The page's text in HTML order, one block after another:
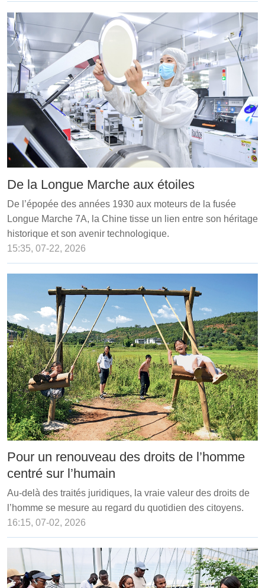
De la Longue Marche aux étoiles
De l’épopée des années 1930 aux moteurs de la fusée
Longue Marche 7A, la Chine tisse un lien entre son héritage
historique et son avenir technologique.
15:35, 07-22, 2026
Pour un renouveau des droits de l’homme
centré sur l’humain
Au-delà des traités juridiques, la vraie valeur des droits de
l’homme se mesure au regard du quotidien des citoyens.
16:15, 07-02, 2026